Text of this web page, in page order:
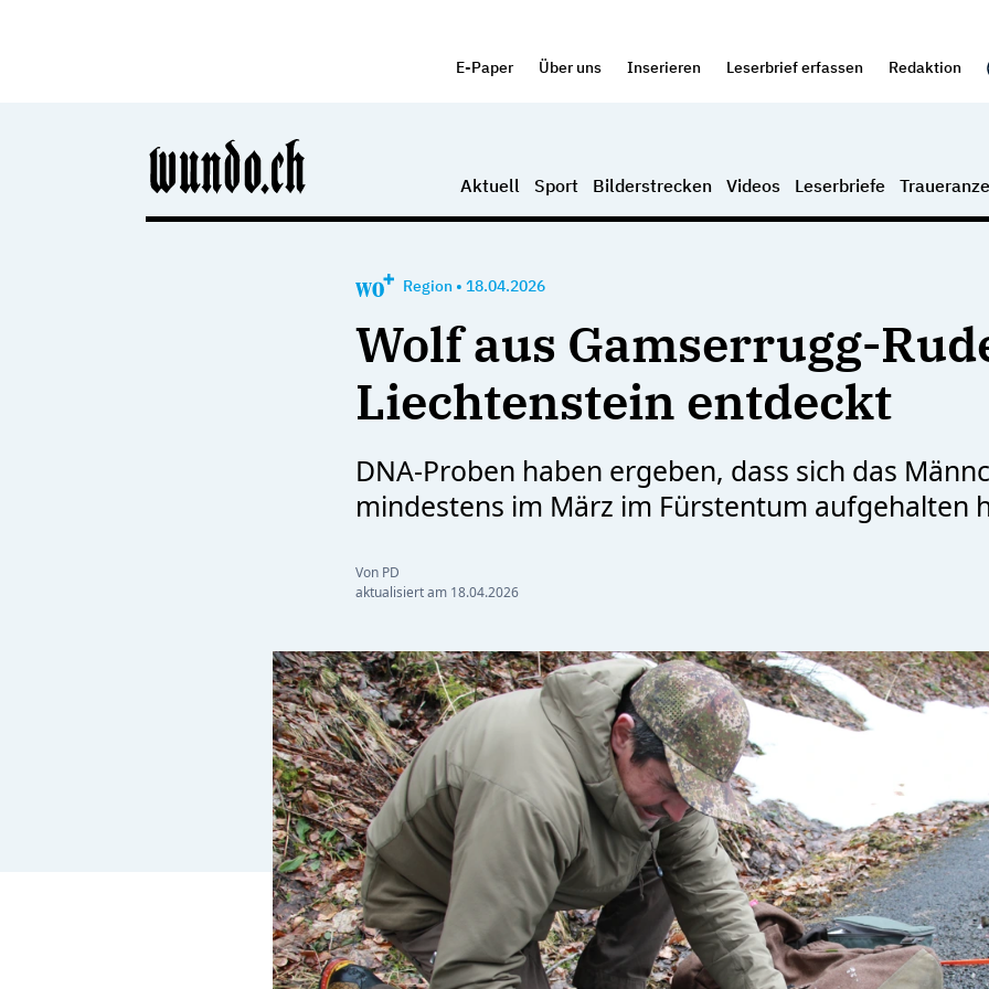
E-Paper Über uns Inserieren Leserbrief erfassen Redaktion
Aktuell Sport Bilderstrecken Videos Leserbriefe
Region • 18.04.2026
Wolf aus Gamserrugg-
Liechtenstein entdeckt
DNA-Proben haben ergeben, dass sich das
mindestens im März im Fürstentum aufgehalten
Von PD
aktualisiert am 18.04.2026